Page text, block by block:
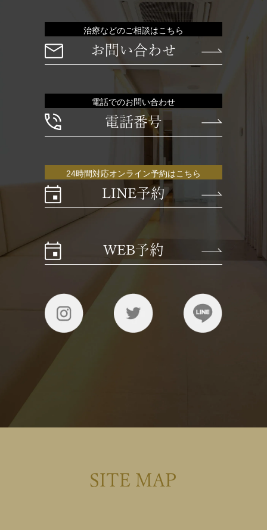
治療などのご相談はこちら
お問い合わせ
電話でのお問い合わせ
電話番号
24時間対応オンライン予約はこちら
LINE予約
WEB予約
SITE MAP